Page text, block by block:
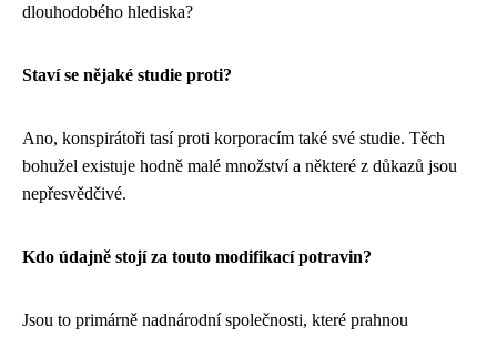
dlouhodobého hlediska?
Staví se nějaké studie proti?
Ano, konspirátoři tasí proti korporacím také své studie. Těch
bohužel existuje hodně malé množství a některé z důkazů jsou
nepřesvědčivé.
Kdo údajně stojí za touto modifikací potravin?
Jsou to primárně nadnárodní společnosti, které prahnou